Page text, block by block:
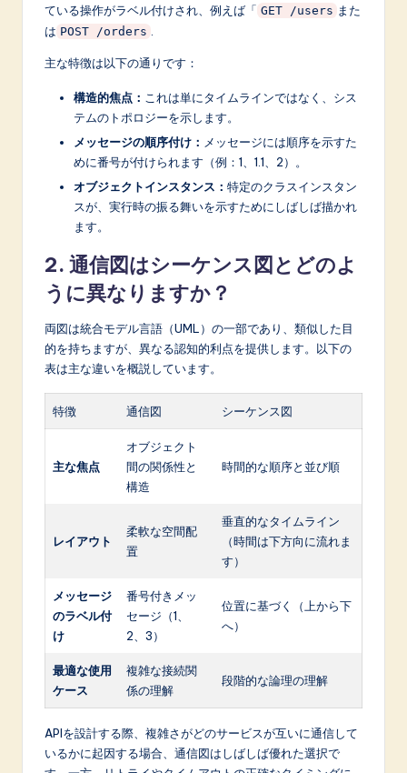
oている操作がラベル付けされ、例えば「 GET /users また
は POST /orders
主な特徴は以下の通りです：
構造的焦点： これは単にタイムラインではなく、シス
テムのトポロジーを示します。
メッセージの順序付け： メッセージには順序を示すた
めに番号が付けられます（例：1、1.1、2）。
オブジェクトインスタンス： 特定のクラスインスタン
スが、実行時の振る舞いを示すためにしばしば描かれ
ます。
2. 通信図はシーケンス図とどのよ
うに異なりますか？
両図は統合モデル言語（UML）の一部であり、類似した目
的を持ちますが、異なる認知的利点を提供します。以下の
表は主な違いを概説しています。
特徴 通信図 シーケンス図
主な焦点
オブジェクト
間の関係性と
構造
時間的な順序と並び順
レイアウト
柔軟な空間配
置
垂直的なタイムライン
（時間は下方向に流れま
す）
メッセージ
のラベル付
け
番号付きメッ
セージ（1、
2、3）
位置に基づく（上から下
へ）
最適な使用
ケース
複雑な接続関
係の理解
段階的な論理の理解
APIを設計する際、複雑さがどのサービスが互いに通信して
いるかに起因する場合、通信図はしばしば優れた選択で